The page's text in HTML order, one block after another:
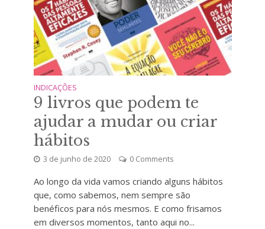
INDICAÇÕES
9 livros que podem te
ajudar a mudar ou criar
hábitos
3 de junho de 2020 0 Comments
Ao longo da vida vamos criando alguns hábitos
que, como sabemos, nem sempre são
benéficos para nós mesmos. E como frisamos
em diversos momentos, tanto aqui no...